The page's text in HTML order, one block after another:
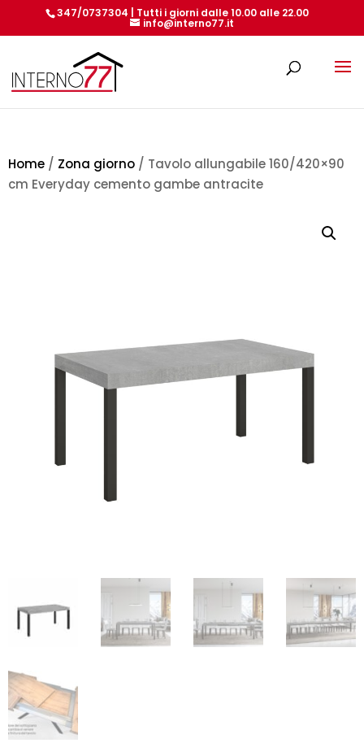
347/0737304 | Tutti i giorni dalle 10.00 alle 22.00
info@interno77.it
Home / Zona giorno / Tavolo allungabile 160/420×90
cm Everyday cemento gambe antracite